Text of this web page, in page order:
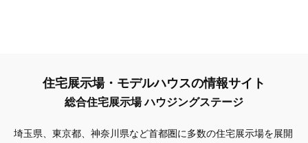
住宅展示場・モデルハウスの情報サイト
総合住宅展示場 ハウジングステージ
埼玉県、東京都、神奈川県など首都圏に多数の住宅展示場を展開